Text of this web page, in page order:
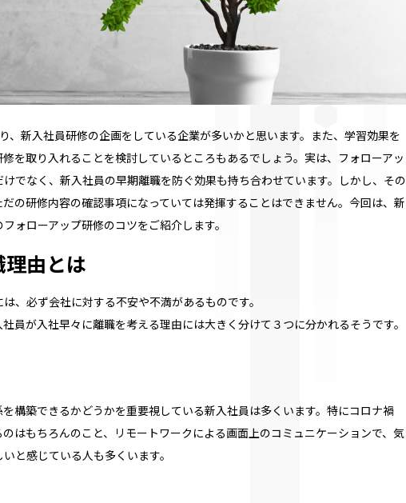
、新入社員研修の企画をしている企業が多いかと思います。また、学習効果を
を取り入れることを検討しているところもあるでしょう。実は、フォローアッ
でなく、新入社員の早期離職を防ぐ効果も持ち合わせています。しかし、その
の研修内容の確認事項になっていては発揮することはできません。今回は、新
ォローアップ研修のコツをご紹介します。
由とは
、必ず会社に対する不安や不満があるものです。
員が入社早々に離職を考える理由には大きく分けて３つに分かれるそうです。
構築できるかどうかを重要視している新入社員は多くいます。特にコロナ禍
はもちろんのこと、リモートワークによる画面上のコミュニケーションで、気
と感じている人も多くいます。